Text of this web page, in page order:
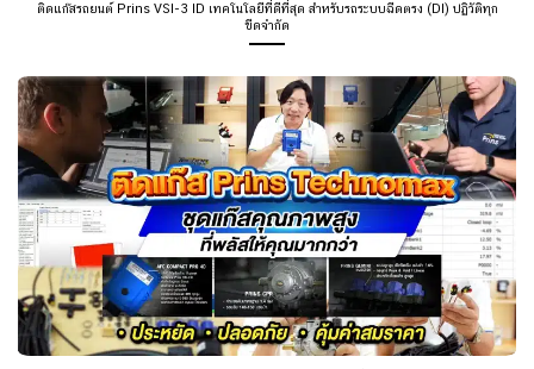
ติดแก๊สรถยนต์ Prins VSI-3 ID เทคโนโลยีที่ดีที่สุด สำหรับรถระบบฉีดตรง (DI) ปฏิวัติทุก
ขีดจำกัด